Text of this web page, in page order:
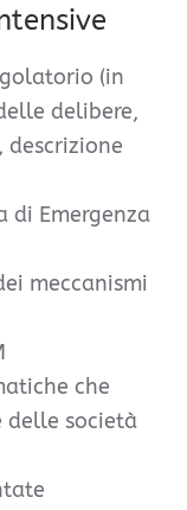
(in
delibere,
descrizione
di Emergenza
meccanismi
che
delle società